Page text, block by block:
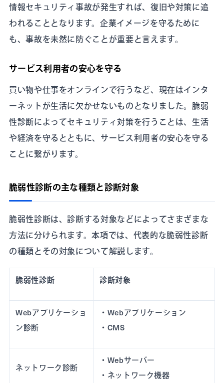
情報セキュリティ事故が発生すれば、復旧や対策に追
われることとなります。企業イメージを守るために
も、事故を未然に防ぐことが重要と言えます。
サービス利用者の安心を守る
買い物や仕事をオンラインで行うなど、現在はインタ
ーネットが生活に欠かせないものとなりました。脆弱
性診断によってセキュリティ対策を行うことは、生活
や経済を守るとともに、サービス利用者の安心を守る
ことに繋がります。
脆弱性診断の主な種類と診断対象
脆弱性診断は、診断する対象などによってさまざまな
方法に分けられます。本項では、代表的な脆弱性診断
の種類とその対象について解説します。
脆弱性診断 診断対象
Webアプリケーショ
ン診断
・Webアプリケーション
・CMS
ネットワーク診断
・Webサーバー
・ネットワーク機器